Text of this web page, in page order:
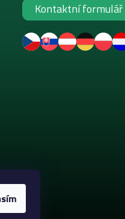
Kontaktní formulář